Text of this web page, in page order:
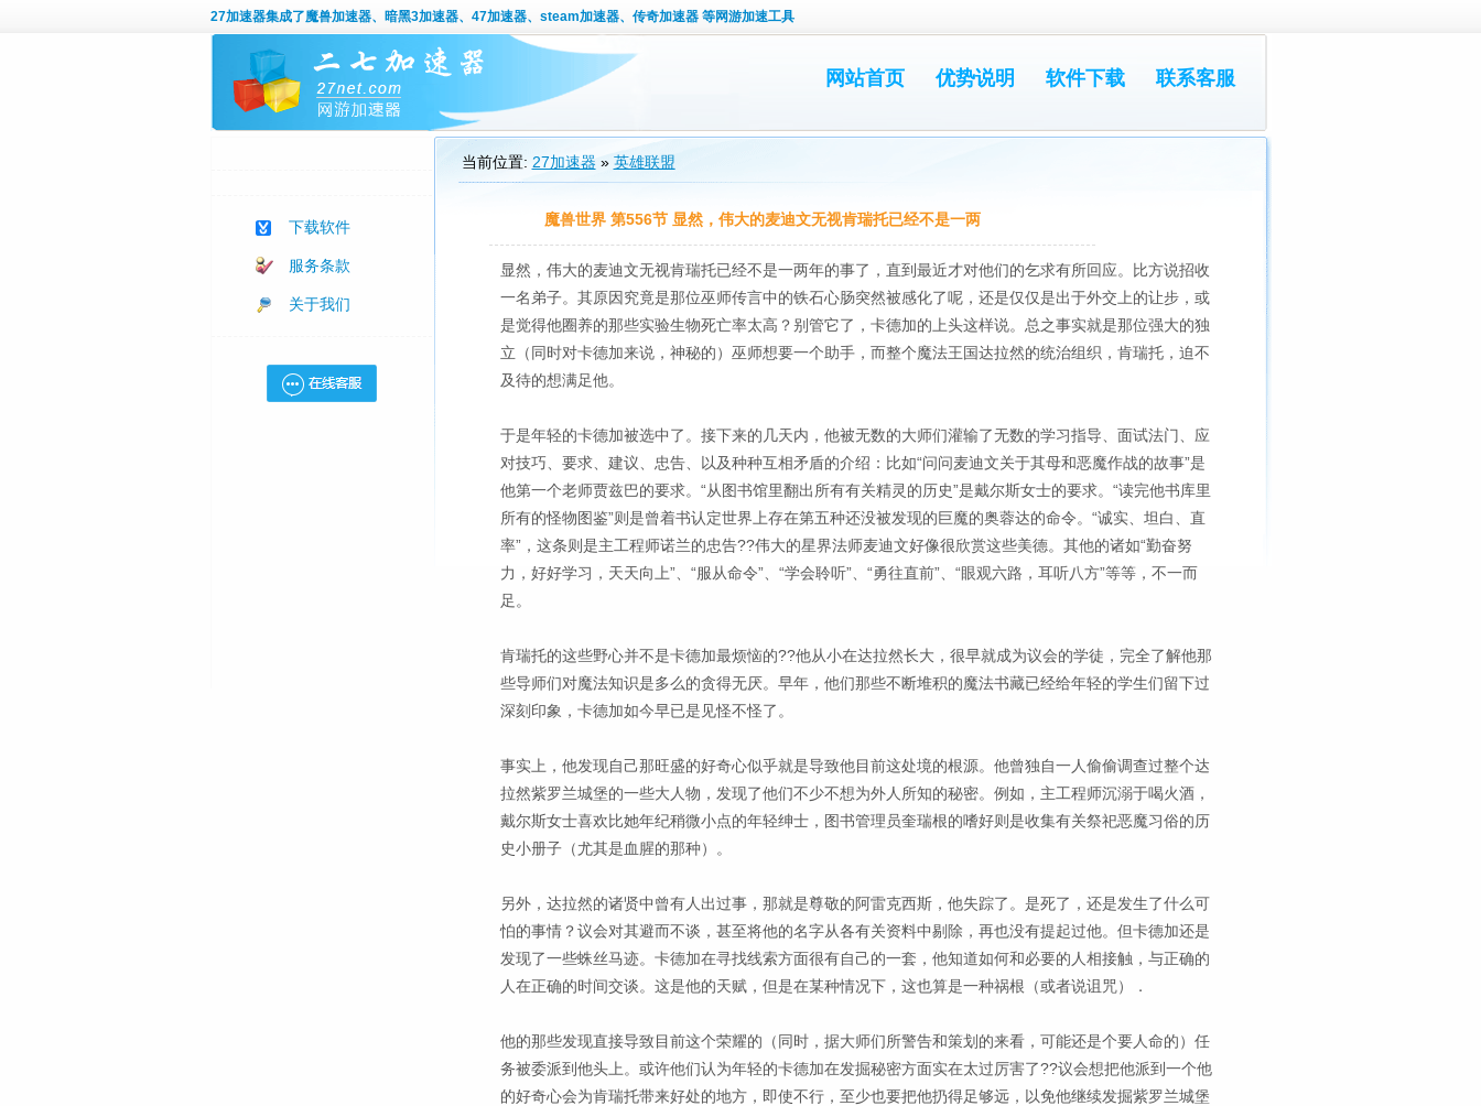
27加速器集成了魔兽加速器、暗黑3加速器、47加速器、steam加速器、传奇加速器 等网游加速工具
网站首页 优势说明 软件下载 联系客服
下载软件
服务条款
关于我们
当前位置: 27加速器» 英雄联盟
魔兽世界 第556节 显然，伟大的麦迪文无视肯瑞托已经不是一两
显然，伟大的麦迪文无视肯瑞托已经不是一两年的事了，直到最近才对他们的乞求有所回应。比方说招收
一名弟子。其原因究竟是那位巫师传言中的铁石心肠突然被感化了呢，还是仅仅是出于外交上的让步，或
是觉得他圈养的那些实验生物死亡率太高？别管它了，卡德加的上头这样说。总之事实就是那位强大的独
立（同时对卡德加来说，神秘的）巫师想要一个助手，而整个魔法王国达拉然的统治组织，肯瑞托，迫不
及待的想满足他。
于是年轻的卡德加被选中了。接下来的几天内，他被无数的大师们灌输了无数的学习指导、面试法门、应
对技巧、要求、建议、忠告、以及种种互相矛盾的介绍：比如“问问麦迪文关于其母和恶魔作战的故事”是
他第一个老师贾兹巴的要求。“从图书馆里翻出所有有关精灵的历史”是戴尔斯女士的要求。“读完他书库里
所有的怪物图鉴”则是曾着书认定世界上存在第五种还没被发现的巨魔的奥蓉达的命令。“诚实、坦白、直
率”，这条则是主工程师诺兰的忠告??伟大的星界法师麦迪文好像很欣赏这些美德。其他的诸如“勤奋努
力，好好学习，天天向上”、“服从命令”、“学会聆听”、“勇往直前”、“眼观六路，耳听八方”等等，不一而
足。
肯瑞托的这些野心并不是卡德加最烦恼的??他从小在达拉然长大，很早就成为议会的学徒，完全了解他那
些导师们对魔法知识是多么的贪得无厌。早年，他们那些不断堆积的魔法书藏已经给年轻的学生们留下过
深刻印象，卡德加如今早已是见怪不怪了。
事实上，他发现自己那旺盛的好奇心似乎就是导致他目前这处境的根源。他曾独自一人偷偷调查过整个达
拉然紫罗兰城堡的一些大人物，发现了他们不少不想为外人所知的秘密。例如，主工程师沉溺于喝火酒，
戴尔斯女士喜欢比她年纪稍微小点的年轻绅士，图书管理员奎瑞根的嗜好则是收集有关祭祀恶魔习俗的历
史小册子（尤其是血腥的那种）。
另外，达拉然的诸贤中曾有人出过事，那就是尊敬的阿雷克西斯，他失踪了。是死了，还是发生了什么可
怕的事情？议会对其避而不谈，甚至将他的名字从各有关资料中剔除，再也没有提起过他。但卡德加还是
发现了一些蛛丝马迹。卡德加在寻找线索方面很有自己的一套，他知道如何和必要的人相接触，与正确的
人在正确的时间交谈。这是他的天赋，但是在某种情况下，这也算是一种祸根（或者说诅咒）．
他的那些发现直接导致目前这个荣耀的（同时，据大师们所警告和策划的来看，可能还是个要人命的）任
务被委派到他头上。或许他们认为年轻的卡德加在发掘秘密方面实在太过厉害了??议会想把他派到一个他
的好奇心会为肯瑞托带来好处的地方，即使不行，至少也要把他扔得足够远，以免他继续发掘紫罗兰城堡